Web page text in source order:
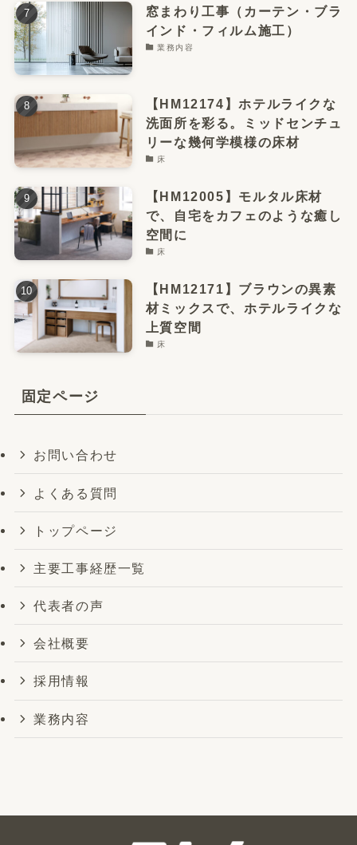
窓まわり工事（カーテン・ブラ
インド・フィルム施工）
業務内容
【HM12174】ホテルライクな
洗面所を彩る。ミッドセンチュ
リーな幾何学模様の床材
床
【HM12005】モルタル床材
で、自宅をカフェのような癒し
空間に
床
【HM12171】ブラウンの異素
材ミックスで、ホテルライクな
上質空間
床
固定ページ
お問い合わせ
よくある質問
トップページ
主要工事経歴一覧
代表者の声
会社概要
採用情報
業務内容